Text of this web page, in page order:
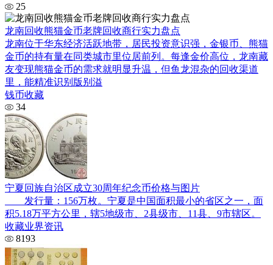
25
龙南回收熊猫金币老牌回收商行实力盘点
龙南位于华东经济活跃地带，居民投资意识强，金银币、熊猫
金币的持有量在同类城市里位居前列。每逢金价高位，龙南藏
友变现熊猫金币的需求就明显升温，但鱼龙混杂的回收渠道
里，能精准识别版别溢
钱币收藏
34
宁夏回族自治区成立30周年纪念币价格与图片
发行量：156万枚。宁夏是中国面积最小的省区之一，面
积5.18万平方公里，辖5地级市、2县级市、11县、9市辖区。
收藏业界资讯
8193